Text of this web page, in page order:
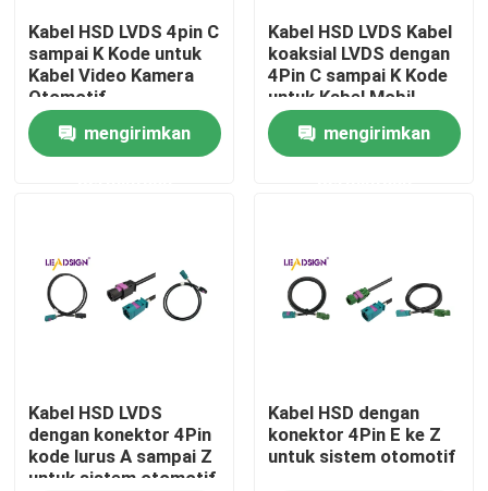
Produk
Video
Tur Pabrik
Hubungi kami
Permintaan Penawaran
Kabel HSD LVDS 4pin C
sampai K Kode untuk
Kabel Video Kamera
Otomotif
mengirimkan
Kabel HSD LVDS Kabel
koaksial LVDS dengan
4Pin C sampai K Kode
untuk Kabel Mobil
mengirimkan
Kabel HSD LVDS
dengan konektor 4Pin
kode lurus A sampai Z
untuk sistem otomotif
Kabel HSD dengan
konektor 4Pin E ke Z
untuk sistem otomotif